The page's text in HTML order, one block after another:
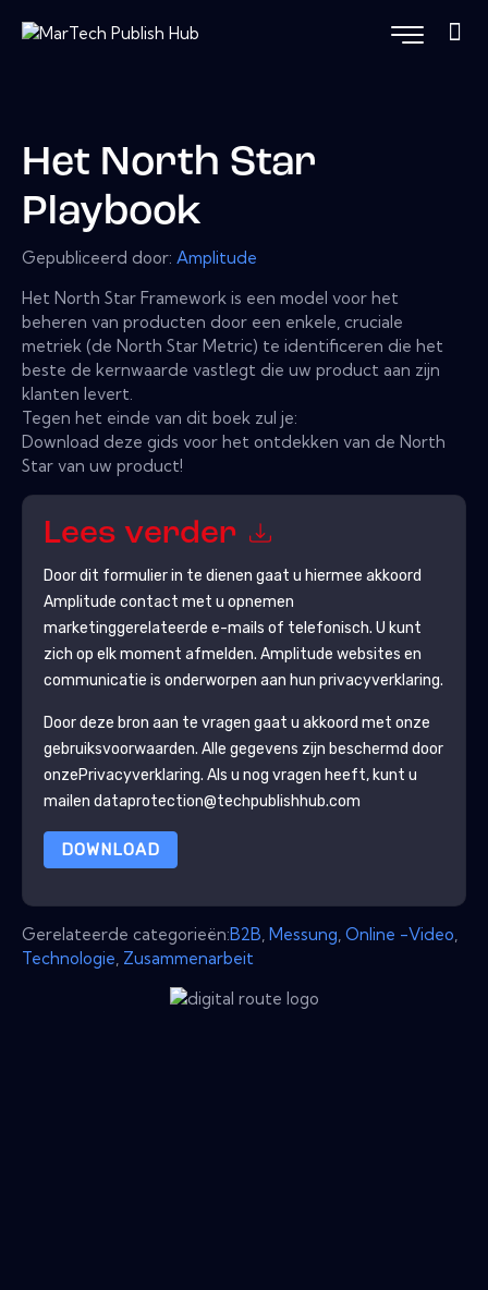
Het North Star
Playbook
Gepubliceerd door: Amplitude
Het North Star Framework is een model voor het
beheren van producten door een enkele, cruciale
metriek (de North Star Metric) te identificeren die het
beste de kernwaarde vastlegt die uw product aan zijn
klanten levert.
Tegen het einde van dit boek zul je:
Download deze gids voor het ontdekken van de North
Star van uw product!
Lees verder
Door dit formulier in te dienen gaat u hiermee akkoord
Amplitude contact met u opnemen
marketinggerelateerde e-mails of telefonisch. U kunt
zich op elk moment afmelden. Amplitude websites en
communicatie is onderworpen aan hun privacyverklaring.
Door deze bron aan te vragen gaat u akkoord met onze
gebruiksvoorwaarden. Alle gegevens zijn beschermd door
onzePrivacyverklaring. Als u nog vragen heeft, kunt u
mailen dataprotection@techpublishhub.com
DOWNLOAD
Gerelateerde categorieën:B2B Messung Online -Video
Technologie Zusammenarbeit